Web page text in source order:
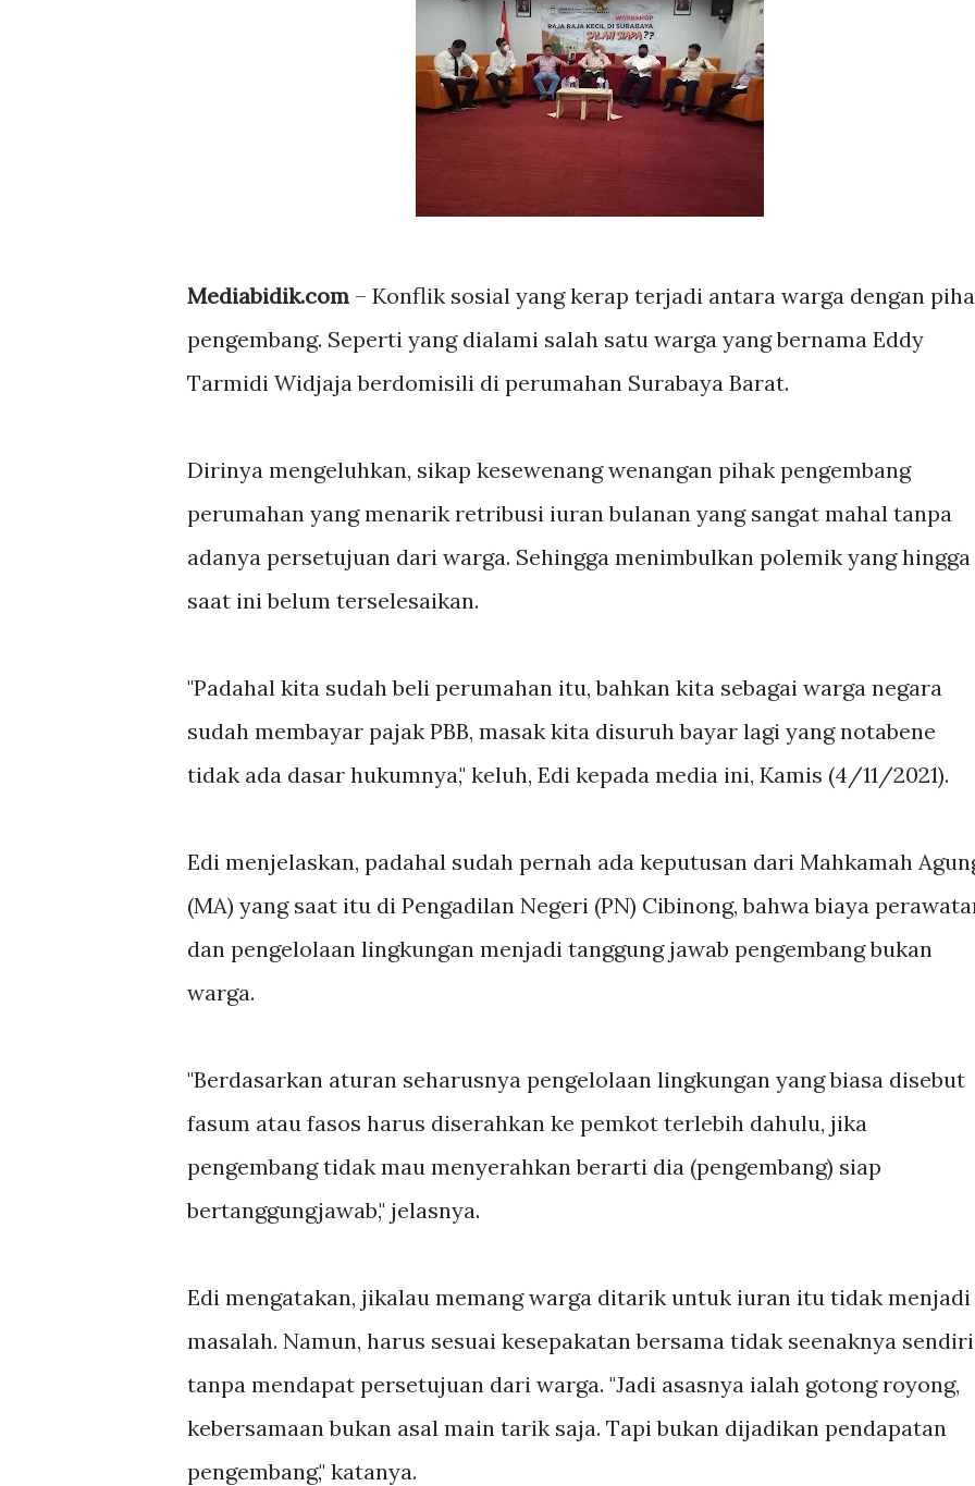
Mediabidik.com – Konflik sosial yang kerap terjadi antara warga dengan
pengembang. Seperti yang dialami salah satu warga yang bernama Eddy
Tarmidi Widjaja berdomisili di perumahan Surabaya Barat.
Dirinya mengeluhkan, sikap kesewenang wenangan pihak pengembang
perumahan yang menarik retribusi iuran bulanan yang sangat mahal tanpa
adanya persetujuan dari warga. Sehingga menimbulkan polemik yang hingga
saat ini belum terselesaikan.
"Padahal kita sudah beli perumahan itu, bahkan kita sebagai warga negara
sudah membayar pajak PBB, masak kita disuruh bayar lagi yang notabene
tidak ada dasar hukumnya," keluh, Edi kepada media ini, Kamis (4/11/2021).
Edi menjelaskan, padahal sudah pernah ada keputusan dari Mahkamah
(MA) yang saat itu di Pengadilan Negeri (PN) Cibinong, bahwa biaya
dan pengelolaan lingkungan menjadi tanggung jawab pengembang bukan
warga.
"Berdasarkan aturan seharusnya pengelolaan lingkungan yang biasa disebut
fasum atau fasos harus diserahkan ke pemkot terlebih dahulu, jika
pengembang tidak mau menyerahkan berarti dia (pengembang) siap
bertanggungjawab," jelasnya.
Edi mengatakan, jikalau memang warga ditarik untuk iuran itu tidak menjadi
masalah. Namun, harus sesuai kesepakatan bersama tidak seenaknya sendiri
tanpa mendapat persetujuan dari warga. "Jadi asasnya ialah gotong royong,
kebersamaan bukan asal main tarik saja. Tapi bukan dijadikan pendapatan
pengembang," katanya.